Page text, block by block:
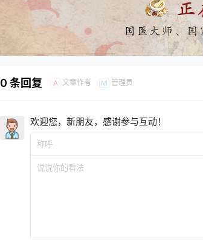
0 条回复 A 文章作者 M 管理员
欢迎您，新朋友，感谢参与互动！